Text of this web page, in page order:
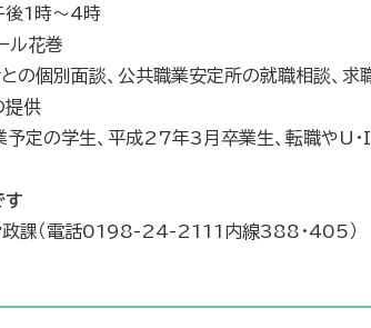
後1時～4時
ル花巻
の個別面談、公共職業安定所の就職相談、求
提供
予定の学生、平成27年3月卒業生、転職やU・
す
政課（電話0198-24-2111内線388・405）